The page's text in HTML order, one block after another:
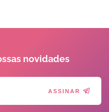
novidades
ASSINAR